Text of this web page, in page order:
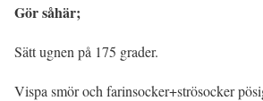
Gör såhär;
Sätt ugnen på 175 grader.
Vispa smör och farinsocker+strösocker